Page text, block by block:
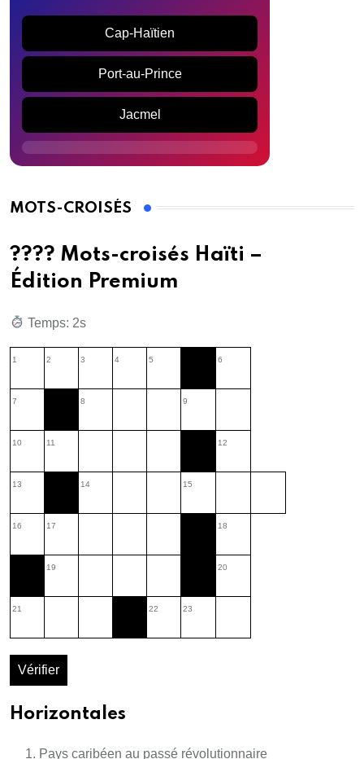
Cap-Haïtien
Port-au-Prince
Jacmel
MOTS-CROISÉS
???? Mots-croisés Haïti –
Édition Premium
Temps: 3s
1 2 3 4 5 6
7 8 9
10 11 12
13 14 15
16 17 18
19 20
21 22 23
Vérifier
Horizontales
Pays caribéen au passé révolutionnaire